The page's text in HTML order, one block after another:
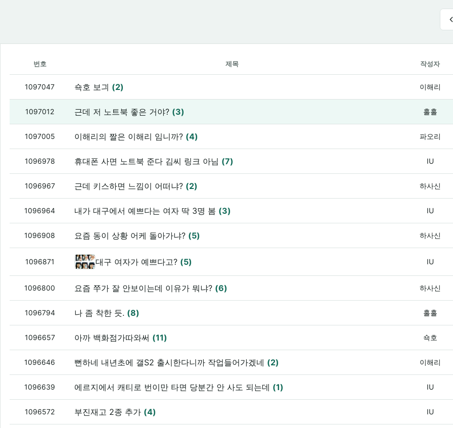
번호 제목 작성자
1097047 쇽호 보긔 (2) 이해리
1097012 근데 저 노트북 좋은 거야? (3) 홀홀
1097005 이해리의 짤은 이해리 임니까? (4) 파오리
1096978 휴대폰 사면 노트북 준다 김씨 링크 아님 (7) IU
1096967 근데 키스하면 느낌이 어떠냐? (2) 하사신
1096964 내가 대구에서 예쁘다는 여자 딱 3명 봄 (3) IU
1096908 요즘 동이 상황 어케 돌아가냐? (5) 하사신
1096871 대구 여자가 예쁘다고? (5) IU
1096800 요즘 쭈가 잘 안보이는데 이유가 뭐냐? (6) 하사신
1096794 나 좀 착한 듯. (8) 홀홀
1096657 아까 백화점가따와써 (11) 쇽호
1096646 뻔하네 내년초에 갤S2 출시한다니까 작업들어가겠네 (2) 이해리
1096639 에르지에서 캐티로 번이만 타면 당분간 안 사도 되는데 (1) IU
1096572 부진재고 2종 추가 (4) IU